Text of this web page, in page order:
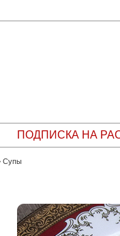
ПОДПИСКА НА
Супы